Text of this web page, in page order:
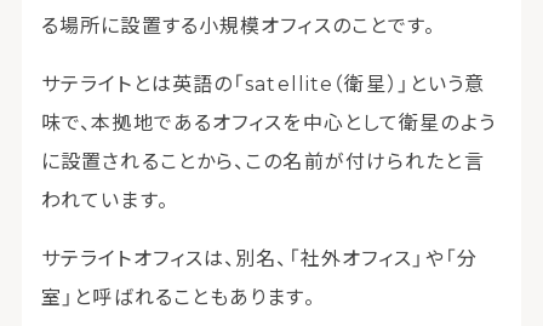
る場所に設置する小規模オフィスのことです。
サテライトとは英語の「satellite（衛星）」という意
味で、本拠地であるオフィスを中心として衛星のよう
に設置されることから、この名前が付けられたと言
われています。
サテライトオフィスは、別名、「社外オフィス」や「分
室」と呼ばれることもあります。